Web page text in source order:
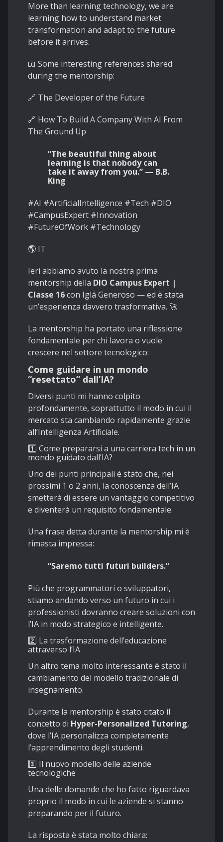
More than learning technology, we are
learning how to understand market
transformation and adapt to the future
before it arrives.
📖 Some interesting references shared
during the mentorship:
🔗 The Developer of the Future
🔗 How To Build A Company With AI From
The Ground Up
“The beautiful thing about
learning is that nobody can
take it away from you.” — B.B.
King
#AI #ArtificialIntelligence #Tech #DIO
#CampusExpert #Innovation
#FutureOfWork #Technology
🌎 IT
Ieri abbiamo avuto la nostra prima
mentorship della DIO Campus Expert |
Classe 16con Iglá Generoso — ed è stata
un’esperienza davvero trasformativa. 🚀
La mentorship ha portato una riflessione
fondamentale per chi lavora o vuole
crescere nel settore tecnologico:
Come guidare in un mondo
“resettato” dall’IA?
Diversi punti mi hanno colpito
profondamente, soprattutto il modo in cui il
mercato sta cambiando rapidamente grazie
all’Intelligenza Artificiale.
1️⃣ Come prepararsi a una carriera tech in un
mondo guidato dall’IA?
Uno dei punti principali è stato che, nei
prossimi 1 o 2 anni, la conoscenza dell’IA
smetterà di essere un vantaggio competitivo
e diventerà un requisito fondamentale.
Una frase detta durante la mentorship mi è
rimasta impressa:
“Saremo tutti futuri builders.”
Più che programmatori o sviluppatori,
stiamo andando verso un futuro in cui i
professionisti dovranno creare soluzioni con
l’IA in modo strategico e intelligente.
2️⃣ La trasformazione dell’educazione
attraverso l’IA
Un altro tema molto interessante è stato il
cambiamento del modello tradizionale di
insegnamento.
Durante la mentorship è stato citato il
concetto di Hyper-Personalized Tutoring,
dove l’IA personalizza completamente
l’apprendimento degli studenti.
3️⃣ Il nuovo modello delle aziende
tecnologiche
Una delle domande che ho fatto riguardava
proprio il modo in cui le aziende si stanno
preparando per il futuro.
La risposta è stata molto chiara: